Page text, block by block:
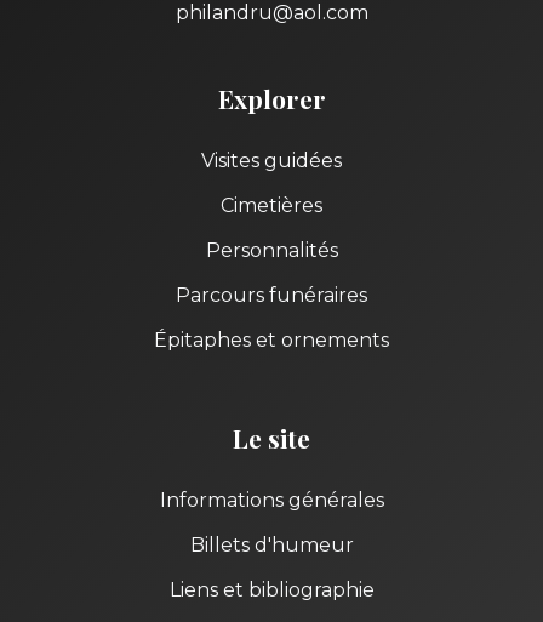
philandru@aol.com
Explorer
Visites guidées
Cimetières
Personnalités
Parcours funéraires
Épitaphes et ornements
Le site
Informations générales
Billets d'humeur
Liens et bibliographie